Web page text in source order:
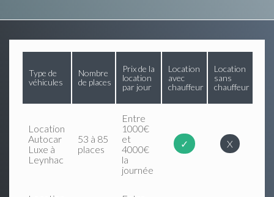
Type de
véhicules
Nombre
de places
Prix de la
location
par jour
Location
avec
chauffeur
Location
sans
chauffeur
Location
Autocar
Luxe à
Leynhac
53 à 85
places
Entre
1000€
et
4000€
la
journée
✓ X